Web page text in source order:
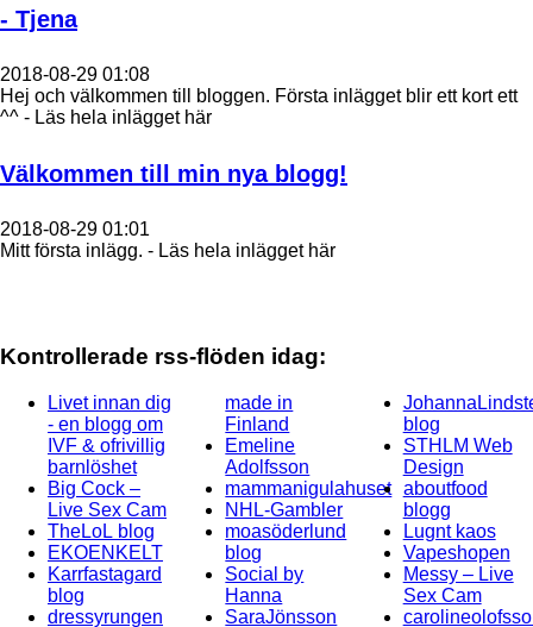
- Tjena
2018-08-29 01:08
Hej och välkommen till bloggen. Första inlägget blir ett kort ett
^^ - Läs hela inlägget här
Välkommen till min nya blogg!
2018-08-29 01:01
Mitt första inlägg. - Läs hela inlägget här
Kontrollerade rss-flöden idag:
Livet innan dig
- en blogg om
IVF & ofrivillig
barnlöshet
Big Cock –
Live Sex Cam
TheLoL blog
EKOENKELT
Karrfastagard
blog
dressyrungen
made in
Finland
Emeline
Adolfsson
mammanigulahuset
NHL-Gambler
moasöderlund
blog
Social by
Hanna
SaraJönsson
blog
STHLM Web
Design
aboutfood
blogg
Lugnt kaos
Vapeshopen
Messy – Live
Sex Cam